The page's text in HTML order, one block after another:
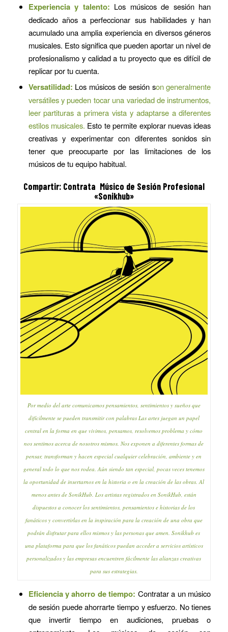
Experiencia y talento: Los músicos de sesión han
dedicado años a perfeccionar sus habilidades y han
acumulado una amplia experiencia en diversos géneros
musicales. Esto significa que pueden aportar un nivel de
profesionalismo y calidad a tu proyecto que es difícil de
replicar por tu cuenta.
Versatilidad: Los músicos de sesión son generalmente
versátiles y pueden tocar una variedad de instrumentos,
leer partituras a primera vista y adaptarse a diferentes
estilos musicales. Esto te permite explorar nuevas ideas
creativas y experimentar con diferentes sonidos sin
tener que preocuparte por las limitaciones de los
músicos de tu equipo habitual.
Compartir: Contrata Músico de Sesión Profesional
«Sonikhub»
Por medio del arte comunicamos pensamientos, sentimientos y sueños que
difícilmente se pueden transmitir con palabras Las artes juegan un papel
central en la forma en que vivimos, pensamos, resolvemos problema y cómo
nos sentimos acerca de nosotros mismos. Nos exponen a diferentes formas de
pensar, transforman y hacen especial cualquier celebración, ambiente y en
general todo lo que nos rodea. Aún siendo tan especial, pocas veces tenemos
la oportunidad de insertarnos en la historia o en la creación de las obras. Al
menos antes de SonikHub. Los artistas registrados en SonikHub, están
dispuestos a conocer los sentimientos, pensamientos e historias de los
fanáticos y convertirlas en la inspiración para la creación de una obra que
podrán disfrutar para ellos mismos y las personas que amen. Sonikhub es
una plataforma para que los fanáticos puedan acceder a servicios artísticos
personalizados y las empresas encuentren fácilmente las alianzas creativas
para sus estrategias.
Eficiencia y ahorro de tiempo: Contratar a un músico
de sesión puede ahorrarte tiempo y esfuerzo. No tienes
que invertir tiempo en audiciones, pruebas o